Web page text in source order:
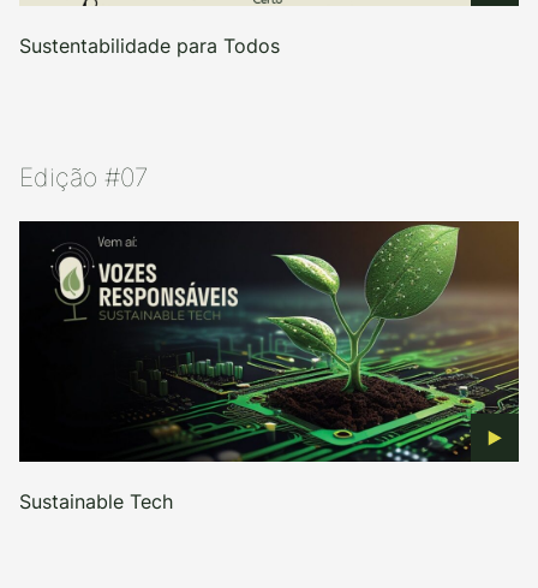
Sustentabilidade para Todos
Edição #07
Sustainable Tech